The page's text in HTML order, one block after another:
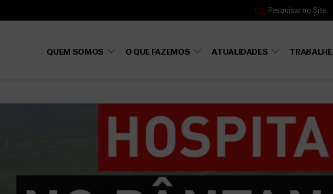
Pesquisar no Site
QUEM SOMOS O QUE FAZEMOS ATUALIDADES TRABALHE